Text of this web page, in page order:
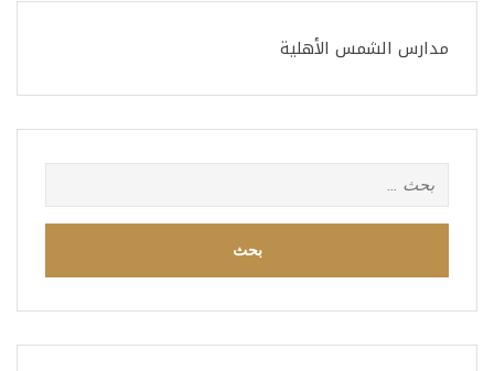
مدارس الشمس الأهلية
البحث
عن: